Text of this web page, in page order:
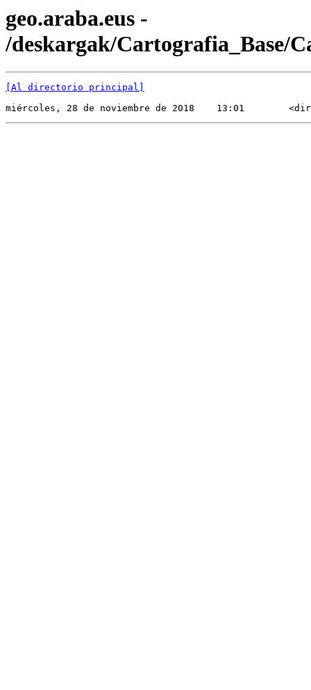
geo.araba.eus -
/deskargak/Cartografia_Base/
[Al directorio principal]
miércoles, 28 de noviembre de 2018    13:01